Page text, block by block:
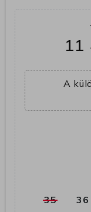
A
35 36